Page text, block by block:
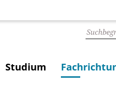
Studium